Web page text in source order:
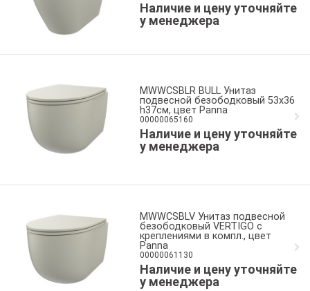
Наличие и цену уточняйте
у менеджера
MWWCSBLR BULL Унитаз
подвесной безободковый 53x36
h37см, цвет Panna
00000065160
Наличие и цену уточняйте
у менеджера
MWWCSBLV Унитаз подвесной
безободковый VERTIGO с
креплениями в компл., цвет
Panna
00000061130
Наличие и цену уточняйте
у менеджера